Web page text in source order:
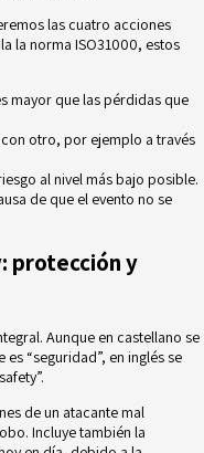
las cuatro acciones
la norma ISO31000, estos
mayor que las pérdidas que
otro, por ejemplo a través
al nivel más bajo posible.
de que el evento no se
protección y
Aunque en castellano se
“seguridad”, en inglés se
de un atacante mal
Incluye también la